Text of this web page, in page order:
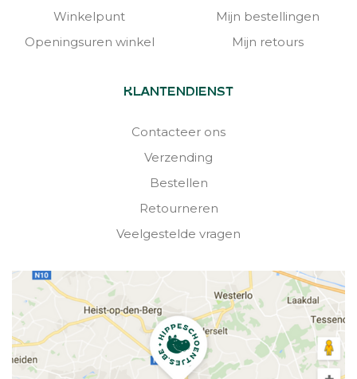
Winkelpunt
Openingsuren winkel
Mijn bestellingen
Mijn retours
KLANTENDIENST
Contacteer ons
Verzending
Bestellen
Retourneren
Veelgestelde vragen